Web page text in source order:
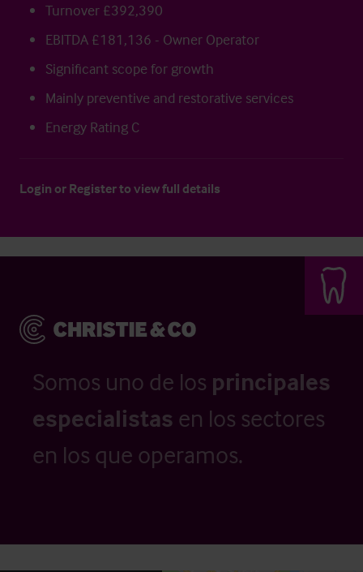
Turnover £392,390
EBITDA £181,136 - Owner Operator
Significant scope for growth
Mainly preventive and restorative services
Energy Rating C
Login or Registerto view full details
Somos uno de los principales
especialistas en los sectores
en los que operamos.